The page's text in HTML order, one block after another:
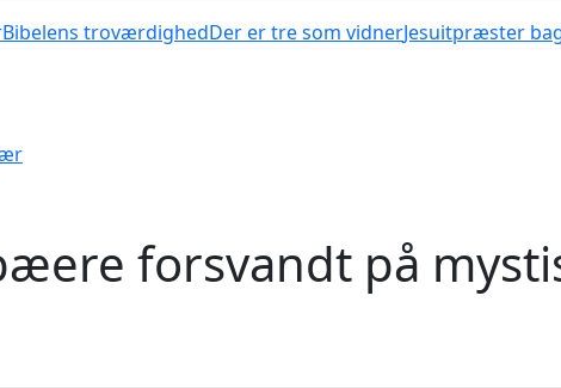
Bibelens troværdighedDer er tre som vidnerJesuitpræster
forsvandt på